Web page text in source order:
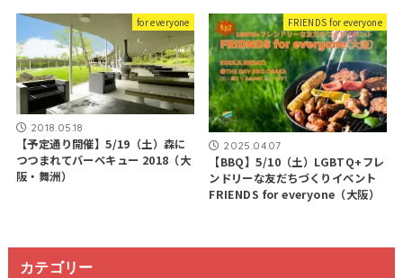
for everyone
2018.05.18
【予定通り開催】5/19（土）森に
つつまれてバーベキュー 2018（大
阪・舞洲）
FRIENDS for everyone
2025.04.07
【BBQ】5/10（土）LGBTQ+フレ
ンドリーな友だちづくりイベント
FRIENDS for everyone（大阪）
カテゴリー